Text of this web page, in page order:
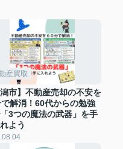
産買取
潟市】不動産売却の不安を
解消！60代からの勉強
3つの魔法の武器」を手
よう